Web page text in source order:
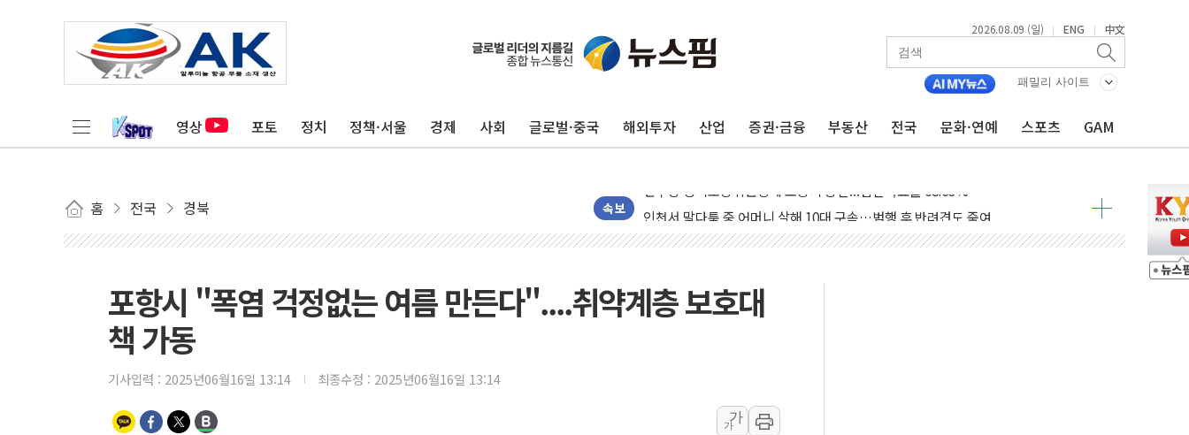
2026.08.09 (일) | ENG | 中文
패밀리 사이트
영상 포토 정치 정책·서울 경제 사회 글로벌·중국 해외투자 산업 증권·금융 부동산 전국 문화·연예 스포츠 GAM
홈 전국 경북 속보
125mm 폭우 쏟아진 울진...'두천~하당'·'올미골교' 차량 통행 선제 제한
평택 진위면 공장서 질식사고 발생…작업자 1명 숨져
상주 낙동강 선착장 하류서 50대 숨진 채 발견...경찰, 조사 중
[종합] 김민석, 정청래에 누적 1.48%p 차 선두 유지...金 46.01% vs 鄭 44.53%
인천서 말다툼 중 어머니 살해 10대 구속…범행 후 반려견도 죽여
김민석, 강원·대구·경북 경선서 정청래에 승리…金 48.54% vs 鄭 44.40%
[속보] 민주, 경북 경선 결과 발표...김민석 47.37% 정청래 45.71% 송영길 6.92%
[속보] 민주, 대구 경선 결과 발표...정청래 47.82% 김민석 46.35% 송영길 5.83%
하나금융, 명동 소상공인에 '행복상자' 전달
포항시 "폭염 걱정없는 여름 만든다"....취약계층 보호대
책 가동
기사입력 : 2025년06월16일 13:14 최종수정 : 2025년06월16일 13:14
가
가